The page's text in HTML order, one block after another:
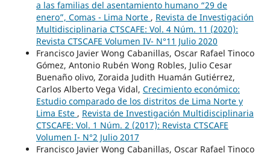
a las familias del asentamiento humano “29 de
enero”, Comas - Lima Norte , Revista de Investigación
Multidisciplinaria CTSCAFE: Vol. 4 Núm. 11 (2020):
Revista CTSCAFE Volumen IV- N°11 Julio 2020
Francisco Javier Wong Cabanillas, Oscar Rafael Tinoco
Gómez, Antonio Rubén Wong Robles, Julio Cesar
Buenaño olivo, Zoraida Judith Huamán Gutiérrez,
Carlos Alberto Vega Vidal, Crecimiento económico:
Estudio comparado de los distritos de Lima Norte y
Lima Este , Revista de Investigación Multidisciplinaria
CTSCAFE: Vol. 1 Núm. 2 (2017): Revista CTSCAFE
Volumen I- N°2 Julio 2017
Francisco Javier Wong Cabanillas, Oscar Rafael Tinoco